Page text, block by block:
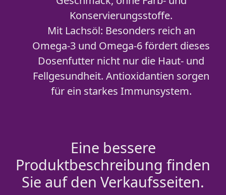
Konservierungsstoffe.
Mit Lachsöl: Besonders reich an
Omega-3 und Omega-6 fördert dieses
Dosenfutter nicht nur die Haut- und
Fellgesundheit. Antioxidantien sorgen
für ein starkes Immunsystem.
Eine bessere
Produktbeschreibung finden
Sie auf den Verkaufsseiten.